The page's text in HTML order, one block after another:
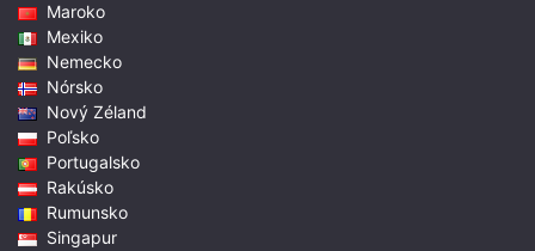
Maroko
Mexiko
Nemecko
Nórsko
Nový Zéland
Poľsko
Portugalsko
Rakúsko
Rumunsko
Singapur